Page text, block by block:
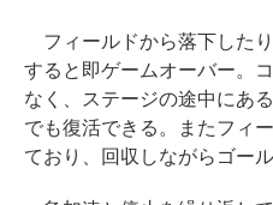
パソ
メモリ
5
￥
￥1,600
ss
コード
応|PC2
AIイ
を引
像生成
bo)
最大8
し、ブ
￥
New
フィールドから落下した
すると即ゲームオーバー。
なく、ステージの途中にあ
でも復活できる。またフィ
ており、回収しながらゴール